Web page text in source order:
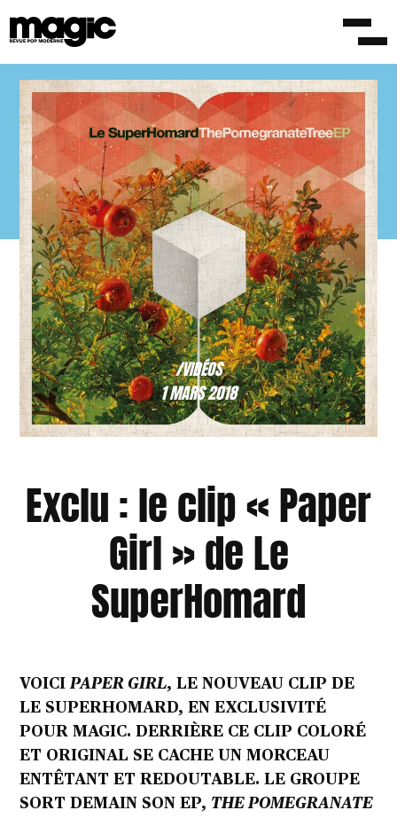
/VIDÉOS
1 MARS 2018
Exclu : le clip « Paper
Girl » de Le
SuperHomard
VOICIPAPER GIRL, LE NOUVEAU CLIP DE
LE SUPERHOMARD​, EN EXCLUSIVITÉ
POUR MAGIC. DERRIÈRE CE CLIP COLORÉ
ET ORIGINAL SE CACHE UN MORCEAU
ENTÊTANT ET REDOUTABLE. LE GROUPE
SORT DEMAIN SON EP, THE POMEGRANATE